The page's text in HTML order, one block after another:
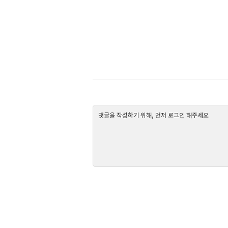
댓글을 작성하기 위해, 먼저 로그인 해주세요